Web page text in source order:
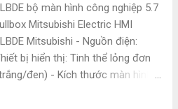
, P.Dĩ An , Dĩ An , Bình Dương
Website:
- natatech.com.vn Chính
toán : - ...
bộ màn hình công nghiệp 5.7
Mitsubishi Electric HMI
Mitsubishi - Nguồn điện:
bị hiển thị: Tinh thể lỏng đơn
đen) - Kích thước màn hình: